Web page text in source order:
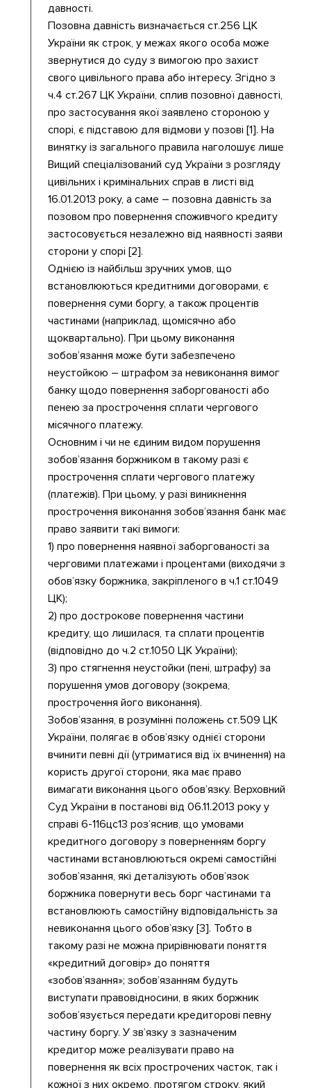
давності.
Позовна давність визначається ст.256 ЦК
України як строк, у межах якого особа може
звернутися до суду з вимогою про захист
свого цивільного права або інтересу. Згідно з
ч.4 ст.267 ЦК України, сплив позовної давності,
про застосування якої заявлено стороною у
спорі, є підставою для відмови у позові [1]. На
винятку із загального правила наголошує лише
Вищий спеціалізований суд України з розгляду
цивільних і кримінальних справ в листі від
16.01.2013 року, а саме – позовна давність за
позовом про повернення споживчого кредиту
застосовується незалежно від наявності заяви
сторони у спорі [2].
Однією із найбільш зручних умов, що
встановлюються кредитними договорами, є
повернення суми боргу, а також процентів
частинами (наприклад, щомісячно або
щоквартально). При цьому виконання
зобов’язання може бути забезпечено
неустойкою – штрафом за невиконання вимог
банку щодо повернення заборгованості або
пенею за прострочення сплати чергового
місячного платежу.
Основним і чи не єдиним видом порушення
зобов’язання боржником в такому разі є
прострочення сплати чергового платежу
(платежів). При цьому, у разі виникнення
прострочення виконання зобов’язання банк має
право заявити такі вимоги:
1) про повернення наявної заборгованості за
черговими платежами і процентами (виходячи з
обов’язку боржника, закріпленого в ч.1 ст.1049
ЦК);
2) про дострокове повернення частини
кредиту, що лишилася, та сплати процентів
(відповідно до ч.2 ст.1050 ЦК України);
3) про стягнення неустойки (пені, штрафу) за
порушення умов договору (зокрема,
прострочення його виконання).
Зобов’язання, в розумінні положень ст.509 ЦК
України, полягає в обов’язку однієї сторони
вчинити певні дії (утриматися від їх вчинення) на
користь другої сторони, яка має право
вимагати виконання цього обов’язку. Верховний
Суд України в постанові від 06.11.2013 року у
справі 6-116цс13 роз’яснив, що умовами
кредитного договору з поверненням боргу
частинами встановлюються окремі самостійні
зобов’язання, які деталізують обов’язок
боржника повернути весь борг частинами та
встановлюють самостійну відповідальність за
невиконання цього обов’язку [3]. Тобто в
такому разі не можна прирівнювати поняття
«кредитний договір» до поняття
«зобов’язання»; зобов’язанням будуть
виступати правовідносини, в яких боржник
зобов’язується передати кредиторові певну
частину боргу. У зв’язку з зазначеним
кредитор може реалізувати право на
повернення як всіх прострочених часток, так і
кожної з них окремо, протягом строку, який